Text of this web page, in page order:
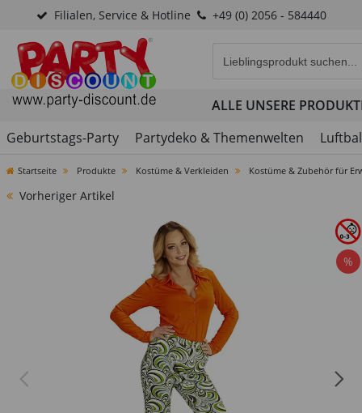
Filialen, Service & Hotline +49 (0) 2056 - 584440
ALLE UNSERE
Geburtstags-Party
Partydeko & Themenwelten
Startseite Produkte Kostüme & Verkleiden Kostüme & Zubehör für
Vorheriger Artikel
%